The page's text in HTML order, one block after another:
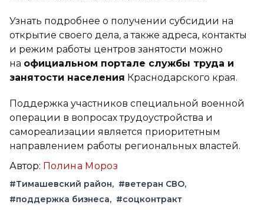
Узнать подробнее о получении субсидии на
открытие своего дела, а также адреса, контакты
и режим работы центров занятости можно
на официальном портале службы труда и
занятости населения Краснодарского края.
Поддержка участников специальной военной
операции в вопросах трудоустройства и
самореализации является приоритетным
направлением работы региональных властей.
Автор: Полина Мороз
#Тимашевский район
#ветеран СВО
#поддержка бизнеса
#соцконтракт